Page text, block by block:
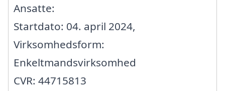
Ansatte:
Startdato: 04. april 2024,
Virksomhedsform:
Enkeltmandsvirksomhed
CVR: 44715813